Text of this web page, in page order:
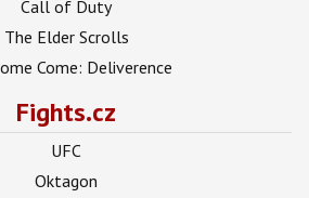
Call of Duty
The Elder Scrolls
Come: Deliverence
Fights.cz
UFC
Oktagon